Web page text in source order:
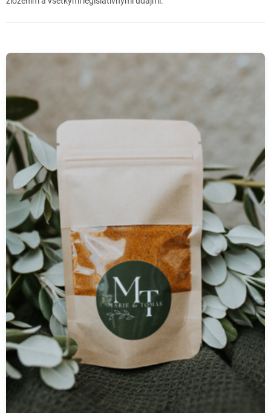
Letná 6, Stará Ľubovňa, 06401
ŽĎÁR NAD SÁZAVOU - Karelský rynek
Karlov 2, Žďár nad Sázavou
RUŽOMBEROK - Náš dvor / Potraviny nie Otraviny
Zarevúca 4935/27, 034 01 Ruzomberok
TREBIŠOV - Vážim si
NS Berehovo, Berehovská 3432,
075 01 Trebišov
Svitavy partnerská prodejna
Břeclav - Farmoška - Farmářské potraviny
Slovácká 82
69002 Břeclav
774 096 506
Beroun partnerská prodejna
Kladno partnerská prodejna
Mělník partnerská prodejna
Domažlice partnerská prodejna